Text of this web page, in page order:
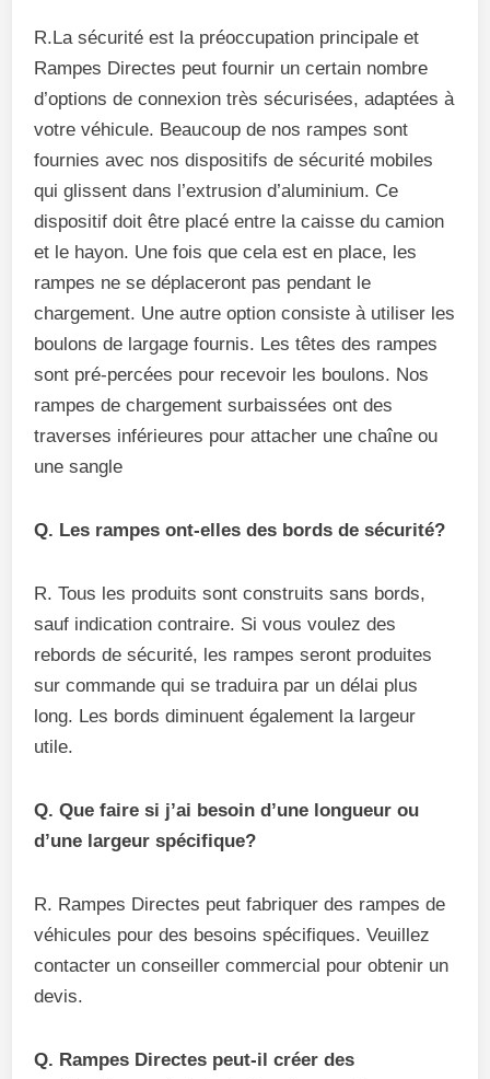
R.La sécurité est la préoccupation principale et
Rampes Directes peut fournir un certain nombre
d’options de connexion très sécurisées, adaptées à
votre véhicule. Beaucoup de nos rampes sont
fournies avec nos dispositifs de sécurité mobiles
qui glissent dans l’extrusion d’aluminium. Ce
dispositif doit être placé entre la caisse du camion
et le hayon. Une fois que cela est en place, les
rampes ne se déplaceront pas pendant le
chargement. Une autre option consiste à utiliser les
boulons de largage fournis. Les têtes des rampes
sont pré-percées pour recevoir les boulons. Nos
rampes de chargement surbaissées ont des
traverses inférieures pour attacher une chaîne ou
une sangle
Q. Les rampes ont-elles des bords de sécurité?
R. Tous les produits sont construits sans bords,
sauf indication contraire. Si vous voulez des
rebords de sécurité, les rampes seront produites
sur commande qui se traduira par un délai plus
long. Les bords diminuent également la largeur
utile.
Q. Que faire si j’ai besoin d’une longueur ou
d’une largeur spécifique?
R. Rampes Directes peut fabriquer des rampes de
véhicules pour des besoins spécifiques. Veuillez
contacter un conseiller commercial pour obtenir un
devis.
Q. Rampes Directes peut-il créer des